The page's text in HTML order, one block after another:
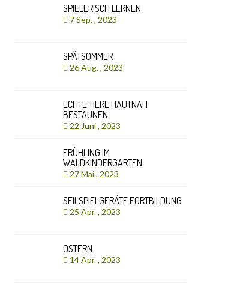
SPIELERISCH LERNEN
7 Sep. , 2023
SPÄTSOMMER
26 Aug. , 2023
ECHTE TIERE HAUTNAH
BESTAUNEN
22 Juni , 2023
FRÜHLING IM
WALDKINDERGARTEN
27 Mai , 2023
SEILSPIELGERÄTE FORTBILDUNG
25 Apr. , 2023
OSTERN
14 Apr. , 2023